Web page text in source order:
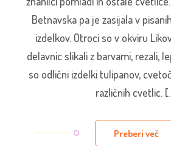
Betnavska pa je zasijala v
izdelkov. Otroci so v okviru
delavnic slikali z barvami, rezali,
so odlični izdelki tulipanov,
različnih cvetlic.
Preberi več